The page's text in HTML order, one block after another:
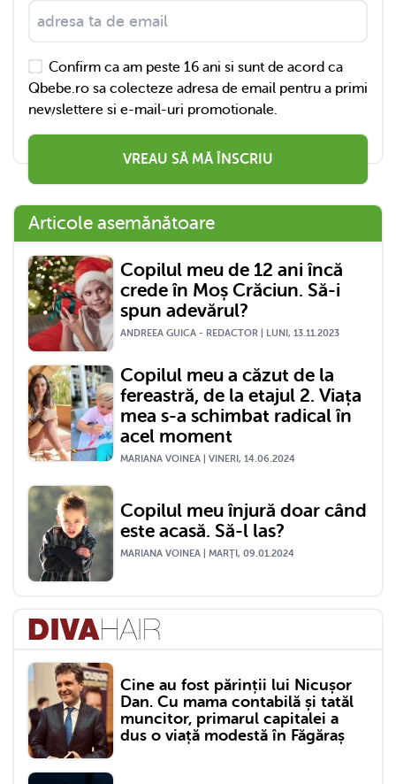
Confirm ca am peste 16 ani si sunt de acord ca
Qbebe.ro sa colecteze adresa de email pentru a primi
newslettere si e-mail-uri promotionale.
VREAU SĂ MĂ ÎNSCRIU
Articole asemănătoare
Copilul meu de 12 ani încă
crede în Moș Crăciun. Să-i
spun adevărul?
ANDREEA GUICA - REDACTOR | LUNI, 13.11.2023
Copilul meu a căzut de la
fereastră, de la etajul 2. Viața
mea s-a schimbat radical în
acel moment
MARIANA VOINEA | VINERI, 14.06.2024
Copilul meu înjură doar când
este acasă. Să-l las?
MARIANA VOINEA | MARŢI, 09.01.2024
Cine au fost părinții lui Nicușor
Dan. Cu mama contabilă și tatăl
muncitor, primarul capitalei a
dus o viață modestă în Făgăraș